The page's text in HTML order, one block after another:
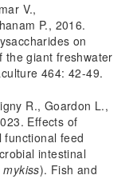
V.,
P., 2016.
on
the giant freshwater
464: 42-49.
R., Goardon L.,
Effects of
feed
intestinal
). Fish and